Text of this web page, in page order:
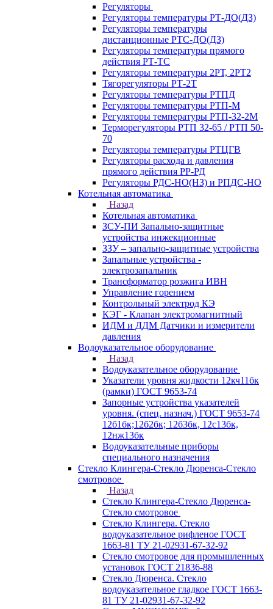
Регуляторы
Регуляторы температуры РТ-ДО(ДЗ)
Регуляторы температуры
дистанционные РТС-ДО(ДЗ)
Регуляторы температуры прямого
действия РТ-ТС
Регуляторы температуры 2РТ, 2РT2
Тягорегуляторы РТ-2Т
Регуляторы температуры РТПД
Регуляторы температуры РТП-M
Регуляторы температуры РТП-32-2М
Терморегуляторы РТП 32-65 / РТП 50-
70
Регуляторы температуры РТЦГВ
Регуляторы расхода и давления
прямого действия РР-РД
Регуляторы РДС-НО(НЗ) и РПДС-НО
Котельная автоматика
Назад
Котельная автоматика
ЗСУ-ПИ Запально-защитные
устройства инжекционные
ЗЗУ – запально-защитные устройства
Запальные устройства -
электрозапальник
Трансформатор розжига ИВН
Управление горением
Контрольный электрод КЭ
КЭГ - Клапан электромагнитный
ИДМ и ДДМ Датчики и измерители
давления
Водоуказательное оборудование
Назад
Водоуказательное оборудование
Указатели уровня жидкости 12кч11бк
(рамки) ГОСТ 9653-74
Запорные устройства указателей
уровня. (спец. назнач.) ГОСТ 9653-74
12б1бк;12б2бк; 12б3бк, 12с13бк,
12нж13бк
Водоуказательные приборы
специального назначения
Стекло Клингера-Стекло Дюренса-Стекло
смотровое
Назад
Стекло Клингера-Стекло Дюренса-
Стекло смотровое
Стекло Клингера. Стекло
водоуказательное рифленое ГОСТ
1663-81 ТУ 21-02931-67-32-92
Стекло смотровое для промышленных
установок ГОСТ 21836-88
Стекло Дюренса. Стекло
водоуказательное гладкое ГОСТ 1663-
81 ТУ 21-02931-67-32-92